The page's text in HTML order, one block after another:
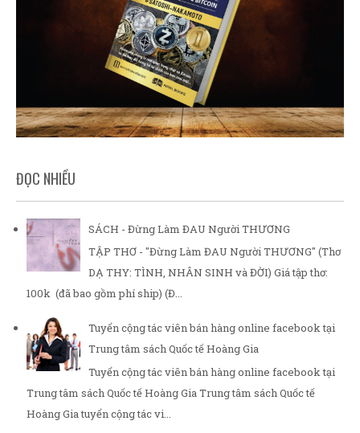
ĐỌC NHIỀU
SÁCH - Đừng Làm ĐAU Người THƯƠNG
TẬP THƠ - "Đừng Làm ĐAU Người THƯƠNG" (Thơ
DẠ THY: TÌNH, NHÂN SINH và ĐỜI) Giá tập thơ:
100k (đã bao gồm phí ship) (Đ...
Tuyển cộng tác viên bán hàng online facebook tại
Trung tâm sách Quốc tế Hoàng Gia
Tuyển cộng tác viên bán hàng online facebook tại
Trung tâm sách Quốc tế Hoàng Gia Trung tâm sách Quốc tế
Hoàng Gia tuyển cộng tác vi...